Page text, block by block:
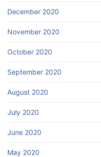
December 2020
November 2020
October 2020
September 2020
August 2020
July 2020
June 2020
May 2020